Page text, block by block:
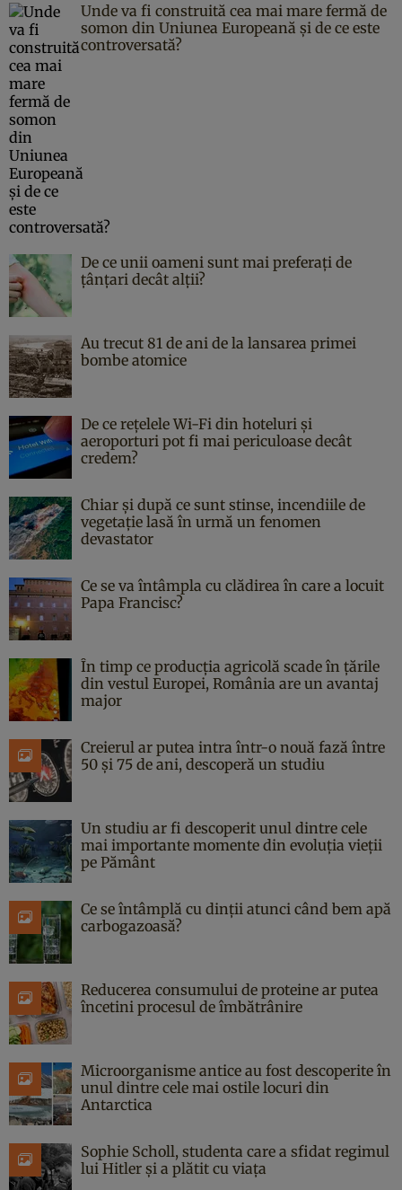
Unde va fi construită cea mai mare fermă de
somon din Uniunea Europeană și de ce este
controversată?
De ce unii oameni sunt mai preferați de
țânțari decât alții?
Au trecut 81 de ani de la lansarea primei
bombe atomice
De ce rețelele Wi-Fi din hoteluri și
aeroporturi pot fi mai periculoase decât
credem?
Chiar și după ce sunt stinse, incendiile de
vegetație lasă în urmă un fenomen
devastator
Ce se va întâmpla cu clădirea în care a locuit
Papa Francisc?
În timp ce producția agricolă scade în țările
din vestul Europei, România are un avantaj
major
Creierul ar putea intra într-o nouă fază între
50 și 75 de ani, descoperă un studiu
Un studiu ar fi descoperit unul dintre cele
mai importante momente din evoluția vieții
pe Pământ
Ce se întâmplă cu dinții atunci când bem apă
carbogazoasă?
Reducerea consumului de proteine ar putea
încetini procesul de îmbătrânire
Microorganisme antice au fost descoperite în
unul dintre cele mai ostile locuri din
Antarctica
Sophie Scholl, studenta care a sfidat regimul
lui Hitler și a plătit cu viața